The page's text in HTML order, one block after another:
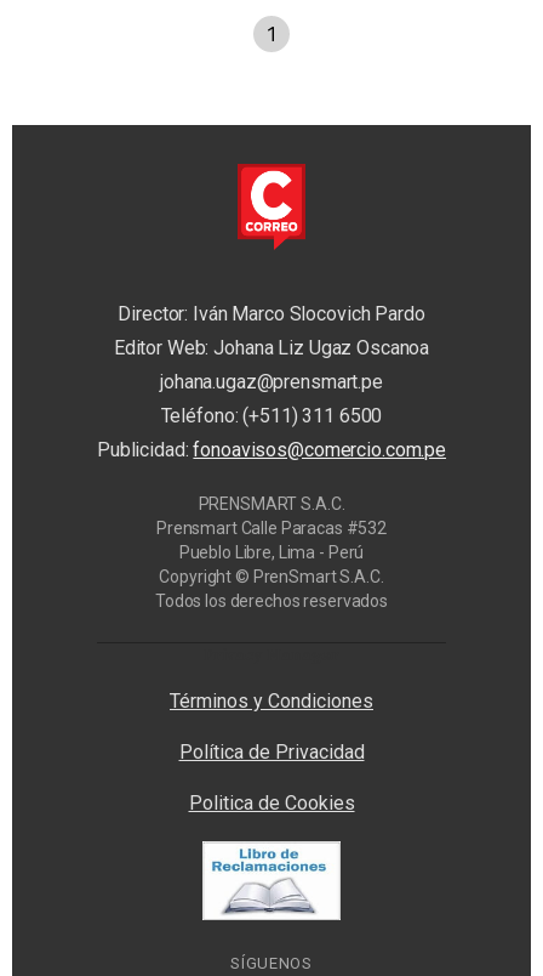
1
Director: Iván Marco Slocovich Pardo
Editor Web: Johana Liz Ugaz Oscanoa
johana.ugaz@prensmart.pe
Teléfono: (+511) 311 6500
Publicidad:fonoavisos@comercio.com.pe
PRENSMART S.A.C.
Prensmart Calle Paracas #532
Pueblo Libre, Lima - Perú
Copyright © PrenSmart S.A.C.
Todos los derechos reservados
Términos y Condiciones
Política de Privacidad
Politica de Cookies
SÍGUENOS